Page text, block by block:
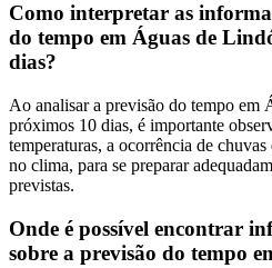
Como interpretar as
do tempo em Águas de
dias?
Ao analisar a previsão do tempo em
próximos 10 dias, é importante
temperaturas, a ocorrência de
no clima, para se preparar
previstas.
Onde é possível encontrar
sobre a previsão do tempo